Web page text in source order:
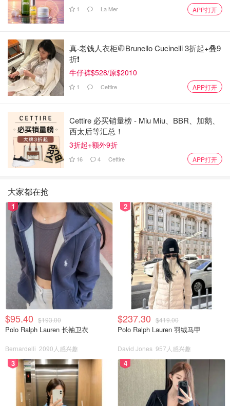
1 La Mer APP打开
真·老钱人衣柜🧥Brunello Cucinelli 3折起+叠9
折❗️
牛仔裤$528/原$2010
1 Cettire APP打开
Cettire 必买销量榜 - Miu Miu、BBR、加鹅、
西太后等汇总！
3折起+额外9折
16 4 Cettire APP打开
大家都在抢
1
$95.40 $193.00
Polo Ralph Lauren 长袖卫衣
Bernardelli 2090人感兴趣
2
$237.30 $419.00
Polo Ralph Lauren 羽绒马甲
David Jones 957人感兴趣
3 4